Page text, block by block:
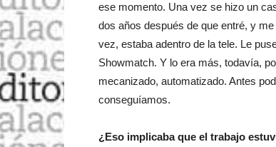
ese momento. Una vez se hizo un
dos años después de que entré, y
vez, estaba adentro de la tele. Le
Showmatch. Y lo era más, todavía,
mecanizado, automatizado. Antes
conseguíamos.
¿Eso implicaba que el trabajo